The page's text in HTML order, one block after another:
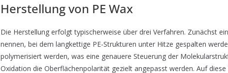
Herstellung von PE Wax
Die Herstellung erfolgt typischerweise über drei Verfahren. Zunächst
nennen, bei dem langkettige PE-Strukturen unter Hitze gespalten
polymerisiert werden, was eine genauere Steuerung der
Oxidation die Oberflächenpolarität gezielt angepasst werden. Auf